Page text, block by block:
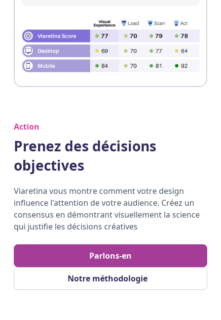
Action
Prenez des décisions
objectives
Viaretina vous montre comment votre design
influence l'attention de votre audience. Créez un
consensus en démontrant visuellement la science
qui justifie les décisions créatives
Notre méthodologie
Parlons-en